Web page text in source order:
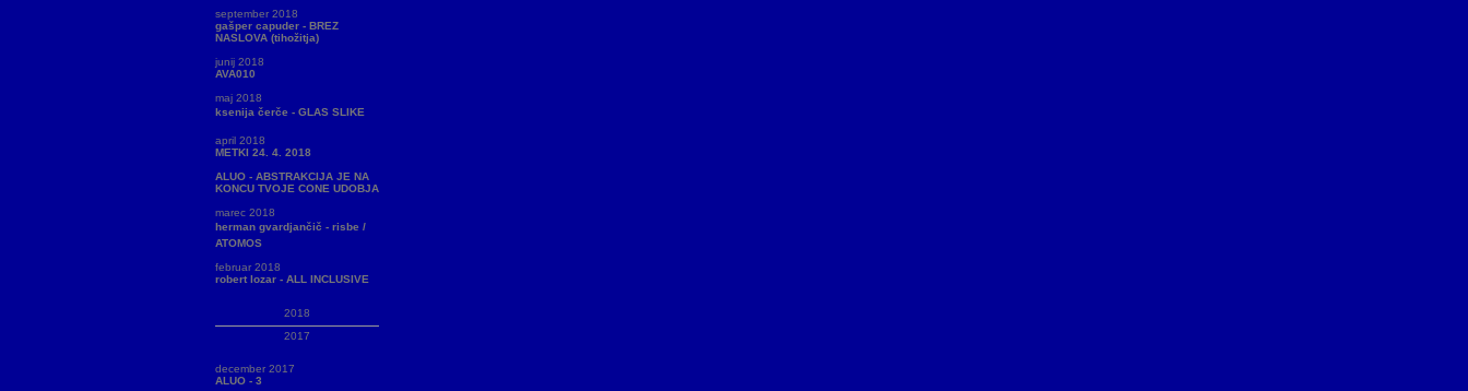
september 2018
gašper capuder - BREZ
NASLOVA (tihožitja)
junij 2018
AVA010
maj 2018
ksenija čerče - GLAS SLIKE
april 2018
METKI 24. 4. 2018
ALUO - ABSTRAKCIJA JE NA
KONCU TVOJE CONE UDOBJA
marec 2018
herman gvardjančič - risbe /
ATOMOS
februar 2018
robert lozar - ALL INCLUSIVE
2018
2017
december 2017
ALUO - 3